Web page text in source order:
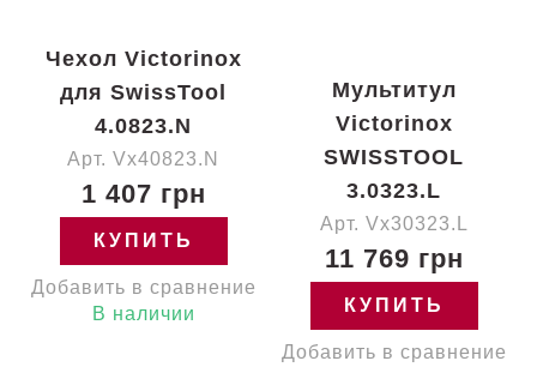
Чехол Victorinox
для SwissTool
4.0823.N
Арт. Vx40823.N
1 407 грн
КУПИТЬ
Добавить в сравнение
В наличии
Мультитул
Victorinox
SWISSTOOL
3.0323.L
Арт. Vx30323.L
11 769 грн
КУПИТЬ
Добавить в сравнение